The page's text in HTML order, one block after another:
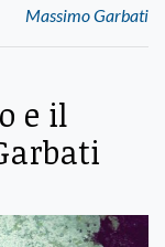
Massimo Garbati
e il